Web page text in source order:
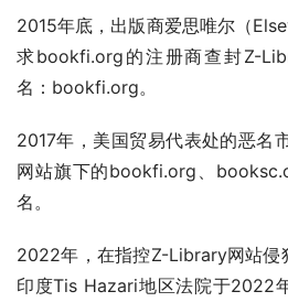
2015年底，出版商爱思唯尔（
求bookfi.org的注册商查封Z-
名：bookfi.org。
2017年，美国贸易代表处的恶名
网站旗下的bookfi.org、
名。
2022年，在指控Z-Library网站侵
印度Tis Hazari地区法院于2022